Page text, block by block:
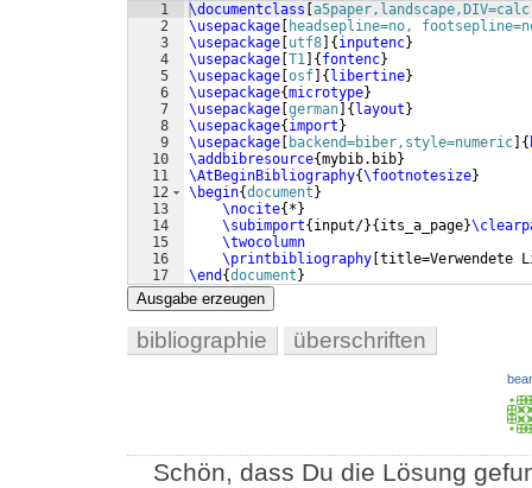
1
2
3
4
5
6
7
8
9
10
11
12
13
14
15
16
17
\documentclass
\usepackage
headsepline=no,
\usepackage utf8 { inputenc}
\usepackage T1 { fontenc}
\usepackage osf { libertine}
\usepackage{microtype}
\usepackage german { layout }
\usepackage{ import }
\usepackage
backend=biber,style=numeric {
\addbibresource{mybib.bib}
\AtBeginBibliography{\footnotesize}
\begin{document }
\nocite{ * }
\subimport{ input/}{ its_a_page}
\twocolumn
\printbibliography title=Verwendete
\end {document }
Ausgabe erzeugen
bibliographie überschriften
Schön, dass Du die Lösung